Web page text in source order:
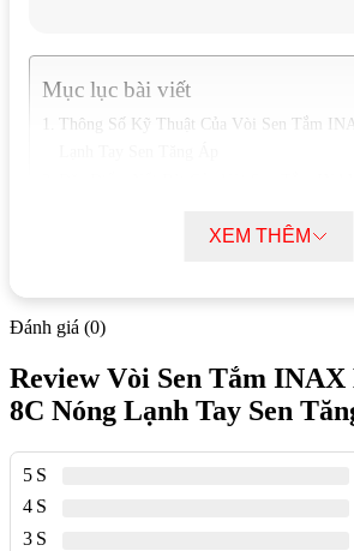
Mục lục bài viết
Thông Số Kỹ Thuật Của Vòi Sen Tắm
Tăng Áp
Chất liệu:Đồng thau
XEM THÊM
Đánh giá (0)
Review Vòi Sen Tắm INAX
8C Nóng Lạnh Tay Sen
5
4
3